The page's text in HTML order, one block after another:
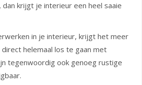
krijgt je interieur een heel saaie
in je interieur, krijgt het meer
helemaal los te gaan met
tegenwoordig ook genoeg rustige